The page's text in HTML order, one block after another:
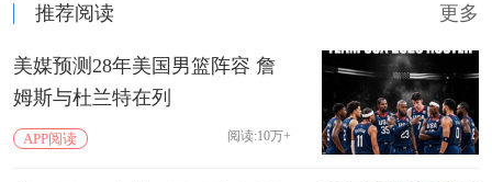
推荐阅读 更多
美媒预测28年美国男篮阵容 詹
姆斯与杜兰特在列
APP阅读 阅读:10万+